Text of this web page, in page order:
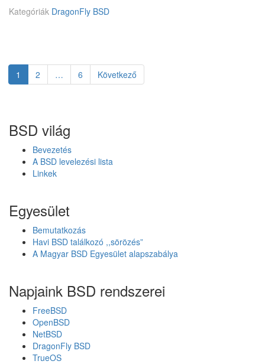
g
t
g
t
n
ö
l
H
A
M
R
2
f
r
i
s
Kategóriák DragonFly BSD
Bejegyzés
Page
1 Page
2 … Page
6 Következő
BSD világ
Bevezetés
A BSD levelezési lista
Linkek
Egyesület
Bemutatkozás
Havi BSD találkozó ,,sörözés”
A Magyar BSD Egyesület alapszabálya
Napjaink BSD rendszerei
FreeBSD
OpenBSD
NetBSD
DragonFly BSD
TrueOS